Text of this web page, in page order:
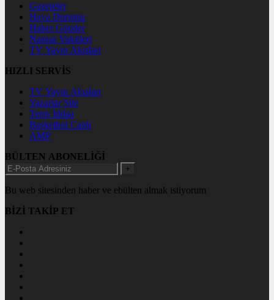
Gazeteler
Hava Durumu
Haber Gönder
Namaz Vakitleri
TV Yayın Akışları
HIZLI SERVİS
TV Yayın Akışları
Yazarlar Site
Tenis İddaa
Basketbol Canlı
AMP
BÜLTEN ABONELİĞİ
+
Bu web sitesinden haber ve ebülten almak istiyorum
BİZİ TAKİP ET